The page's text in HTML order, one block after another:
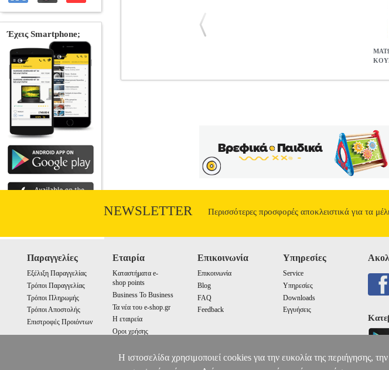
γνωρίζει μια κοπέλα, τη Μαριάννα, μια όμορφη Ρουμάνα που η ανάγκη
θέατρο, παρακολουθεί μαθήματα κουκλοθέατρου. Τα δυο παιδιά
από τη μια μεριά και το χάος που επικράτησε με την πτώση του
εκεί όπου άνθιζε η ελπίδα και ο έρωτας. 'Ενα μυθιστόρημα που
απεικόνιση των παρεμβάσεων της εξουσίας, μητρικής και πολιτικής
NEWSLETTER Περισσότερες προσφορές αποκλειστικά για τα
Παραγγελίες
Εξέλιξη Παραγγελίας
Τρόποι Παραγγελίας
Τρόποι Πληρωμής
Τρόποι Αποστολής
Επιστροφές Προιόντων
Εταιρία
Καταστήματα e-
shop points
Business To Business
Τα νέα του e-shop.gr
Η εταιρεία
Οροι χρήσης
Επικοινωνία
Επικοινωνία
Blog
FAQ
Feedback
Υπηρεσίες
Service
Υπηρεσίες
Downloads
Εγγυήσεις
Η ιστοσελίδα χρησιμοποιεί cookies για την ευκολία της περιήγησης,